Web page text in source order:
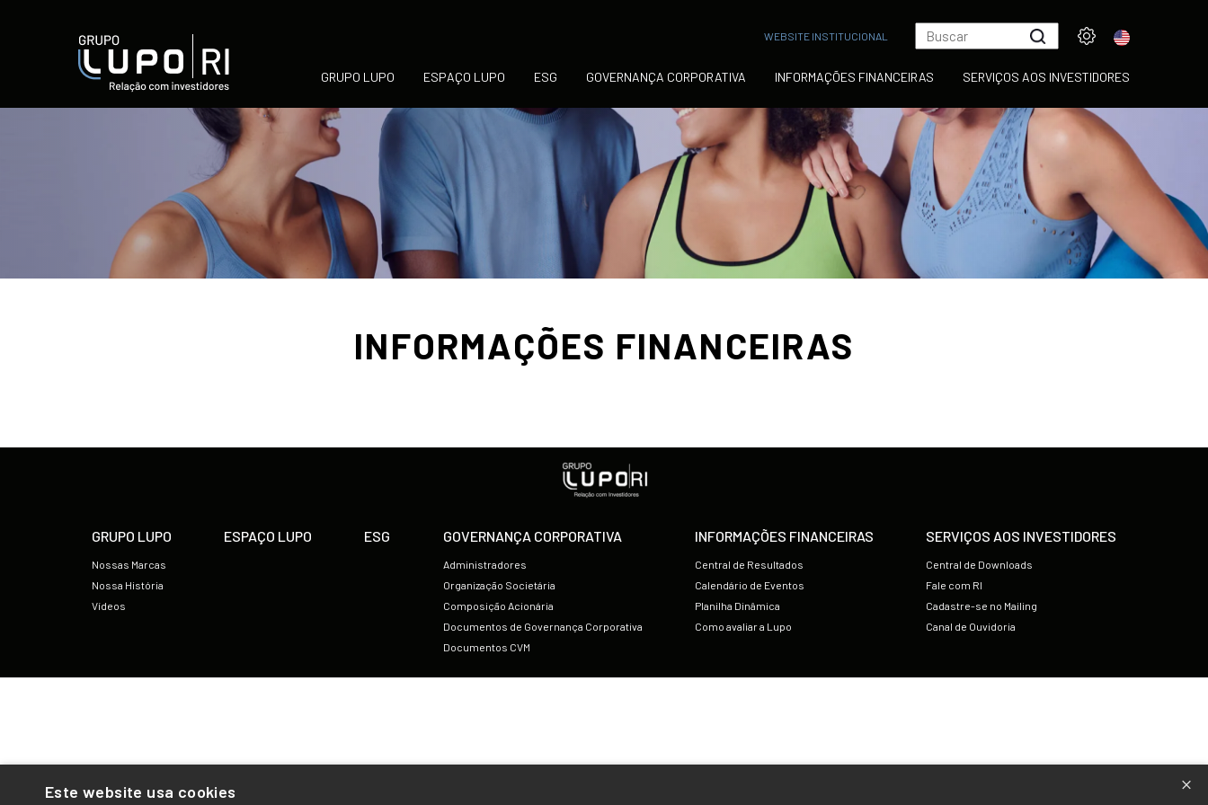
WEBSITE INSTITUCIONAL
GRUPO LUPO ESPAÇO LUPO ESG GOVERNANÇA CORPORATIVA INFORMAÇÕES FINANCEIRAS SERVIÇOS AOS INVESTIDORES
INFORMAÇÕES FINANCEIRAS
GRUPO LUPO
Nossas Marcas
Nossa História
Vídeos
ESPAÇO LUPO ESG GOVERNANÇA CORPORATIVA
Administradores
Organização Societária
Composição Acionária
Documentos de Governança Corporativa
Documentos CVM
INFORMAÇÕES FINANCEIRAS
Central de Resultados
Calendário de Eventos
Planilha Dinâmica
Como avaliar a Lupo
SERVIÇOS AOS INVESTIDORES
Central de Downloads
Fale com RI
Cadastre-se no Mailing
Canal de Ouvidoria
×
Este website usa cookies